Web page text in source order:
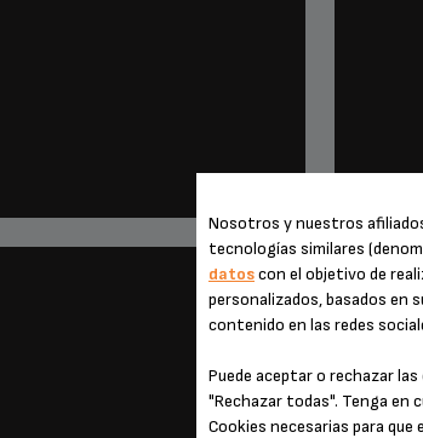
Nosotros y nuestros
tecnologías similares
datoscon el objetivo de
personalizados, basados en
contenido en las redes
Puede aceptar o rechazar
"Rechazar todas". Tenga en
Cookies necesarias para